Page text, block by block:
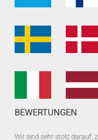
BEWERTUNGEN
Wir sind sehr stolz darauf,